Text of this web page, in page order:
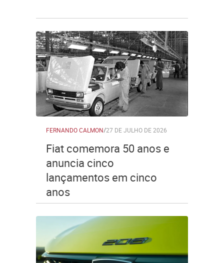
FERNANDO CALMON/27 DE JULHO DE 2026
Fiat comemora 50 anos e
anuncia cinco
lançamentos em cinco
anos